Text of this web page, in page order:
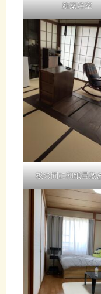
新築洋室
板の間に和紙畳敷